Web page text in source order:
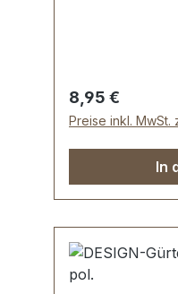
Regulärer Preis:
8,95 €
Preise inkl. MwSt.
In